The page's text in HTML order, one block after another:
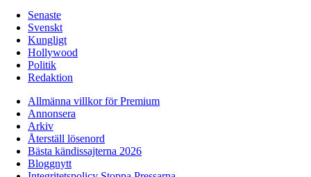
Senaste
Svenskt
Kungligt
Hollywood
Politik
Redaktion
Allmänna villkor för Premium
Annonsera
Arkiv
Återställ lösenord
Bästa kändissajterna 2026
Bloggnytt